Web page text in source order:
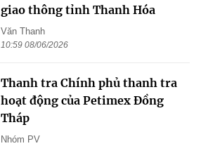
giao thông tỉnh Thanh Hóa
Văn Thanh
10:59 08/06/2026
Thanh tra Chính phủ thanh tra
hoạt động của Petimex Đồng
Tháp
Nhóm PV